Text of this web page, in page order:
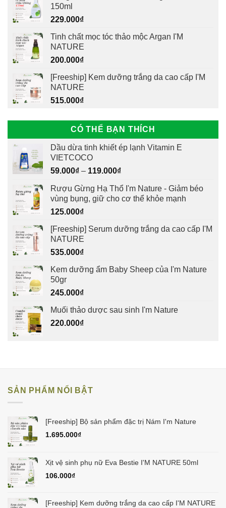
150ml
229.000₫
Tinh chất mọc tóc thảo mộc Argan I'M
NATURE
200.000₫
[Freeship] Kem dưỡng trắng da cao cấp I'M
NATURE
515.000₫
CÓ THỂ BẠN THÍCH
Dầu dừa tinh khiết ép lạnh Vitamin E
VIETCOCO
59.000₫ – 119.000₫
Rượu Gừng Hạ Thổ I'm Nature - Giảm béo
vùng bụng, giữ cho cơ thể khỏe mạnh
125.000₫
[Freeship] Serum dưỡng trắng da cao cấp I'M
NATURE
535.000₫
Kem dưỡng ẩm Baby Sheep của I'm Nature
50gr
245.000₫
Muối thảo dược sau sinh I'm Nature
220.000₫
SẢN PHẨM NỔI BẬT
[Freeship] Bộ sản phẩm đặc trị Nám I'm Nature
1.695.000₫
Xịt vệ sinh phụ nữ Eva Bestie I'M NATURE 50ml
106.000₫
[Freeship] Kem dưỡng trắng da cao cấp I'M NATURE